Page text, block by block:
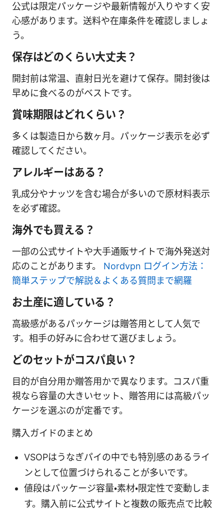
公式は限定パッケージや最新情報が入りやすく安
心感があります。送料や在庫条件を確認しましょ
う。
保存はどのくらい大丈夫？
開封前は常温、直射日光を避けて保存。開封後は
早めに食べるのがベストです。
賞味期限はどれくらい？
多くは製造日から数ヶ月。パッケージ表示を必ず
確認してください。
アレルギーはある？
乳成分やナッツを含む場合が多いので原材料表示
を必ず確認。
海外でも買える？
一部の公式サイトや大手通販サイトで海外発送対
応のことがあります。 Nordvpn ログイン方法：
簡単ステップで解説＆よくある質問まで網羅
お土産に適している？
高級感があるパッケージは贈答用として人気で
す。相手の好みに合わせて選びましょう。
どのセットがコスパ良い？
目的が自分用か贈答用かで異なります。コスパ重
視なら容量の大きいセット、贈答用には高級パッ
ケージを選ぶのが定番です。
購入ガイドのまとめ
VSOPはうなぎパイの中でも特別感のあるライ
ンとして位置づけられることが多いです。
値段はパッケージ容量・素材・限定性で変動しま
す。購入前に公式サイトと複数の販売点で比較